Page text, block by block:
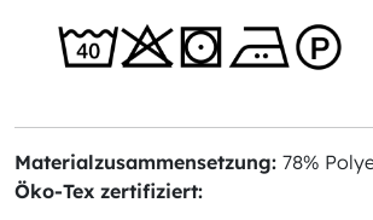
Materialzusammensetzung: 78%
Öko-Tex zertifiziert: